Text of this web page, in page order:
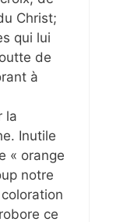
Christ;
qui lui
de
à
la
Inutile
« orange
notre
ce